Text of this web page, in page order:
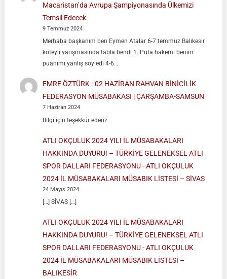
Macaristan’da Avrupa Şampiyonasında Ülkemizi
Temsil Edecek
9 Temmuz 2024
Merhaba başkanım ben Eymen Atalar 6-7 temmuz Balıkesir
köteyli yarışmasında tabla bendi 1. Puta hakemi benim
puanımı yanlış söyledi 4-6…
EMRE ÖZTÜRK-02 HAZİRAN RAHVAN BİNİCİLİK
FEDERASYON MÜSABAKASI | ÇARŞAMBA-SAMSUN
7 Haziran 2024
Bilgi için teşekkür ederiz
ATLI OKÇULUK 2024 YILI İL MÜSABAKALARI
HAKKINDA DUYURU! – TÜRKİYE GELENEKSEL ATLI
SPOR DALLARI FEDERASYONU-ATLI OKÇULUK
2024 İL MÜSABAKALARI MÜSABIK LİSTESİ – SİVAS
24 Mayıs 2024
[…] SİVAS […]
ATLI OKÇULUK 2024 YILI İL MÜSABAKALARI
HAKKINDA DUYURU! – TÜRKİYE GELENEKSEL ATLI
SPOR DALLARI FEDERASYONU-ATLI OKÇULUK
2024 İL MÜSABAKALARI MÜSABIK LİSTESİ –
BALIKESİR